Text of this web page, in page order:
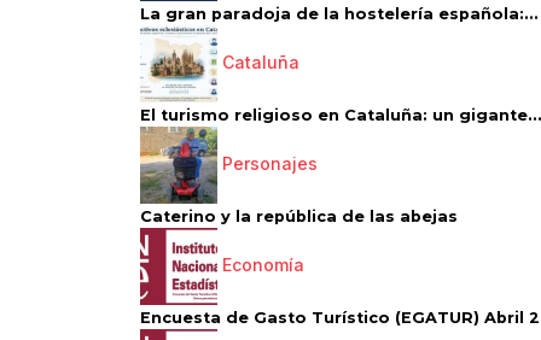
La gran paradoja de la hostelería española:...
Cataluña
El turismo religioso en Cataluña: un gigante...
Personajes
Caterino y la república de las abejas
Economía
Encuesta de Gasto Turístico (EGATUR) Abril